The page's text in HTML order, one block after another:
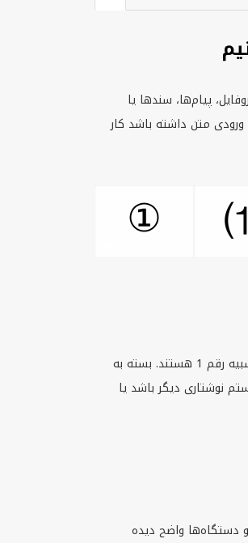
پیام‌ها، سندها یا
ورودی متن داشته باشد کار
①
متن نماد 1 یعنی کاراکترهای متنی یونیکد که از نظر شکل یا کاربرد شبیه رقم 1 هستند. بسته به
نوشتاری دیگر باشد یا
و دستگاه‌ها واضح دیده